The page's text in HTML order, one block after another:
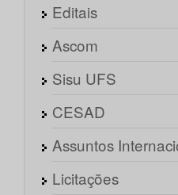
Editais
Ascom
Sisu UFS
CESAD
Assuntos
Licitações